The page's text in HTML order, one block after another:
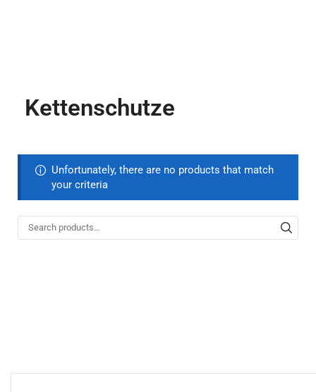
Kettenschutze
Unfortunately, there are no products that match
your criteria